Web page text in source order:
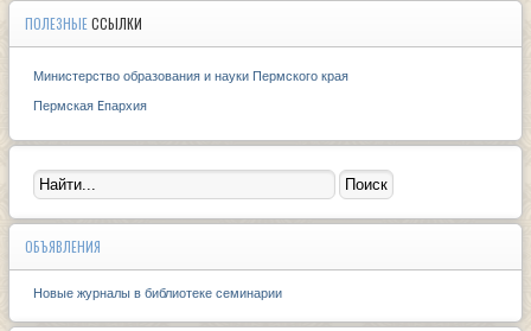
ПОЛЕЗНЫЕССЫЛКИ
Министерство образования и науки Пермского края
Пермская Eпархия
ОБЪЯВЛЕНИЯ
Новые журналы в библиотеке семинарии